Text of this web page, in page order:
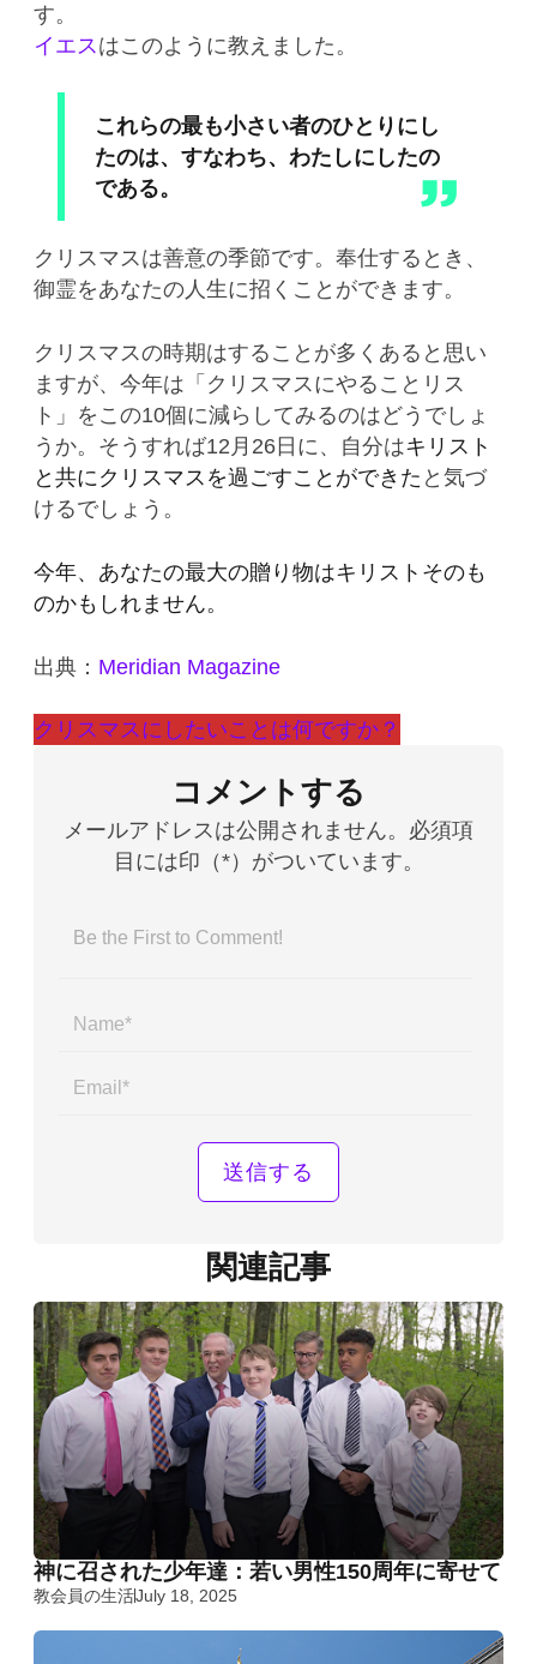
す。
イエス はこのように教えました。
これらの最も小さい者のひとりにし
たのは、すなわち、わたしにしたの
である。
クリスマスは善意の季節です。奉仕するとき、
御霊をあなたの人生に招くことができます。
クリスマスの時期はすることが多くあると思い
ますが、今年は「クリスマスにやることリス
ト」をこの10個に減らしてみるのはどうでしょ
うか。そうすれば12月26日に、自分はキリスト
と共にクリスマスを過ごすことができた と気づ
けるでしょう。
今年、あなたの最大の贈り物はキリストそのも
のかもしれません。
出典： Meridian Magazine
クリスマスにしたいことは何ですか？
コメントする
メールアドレスは公開されません。必須項
目には印（*）がついています。
関連記事
神に召された少年達：若い男性150周年に寄せて
教会員の生活July 18, 2025